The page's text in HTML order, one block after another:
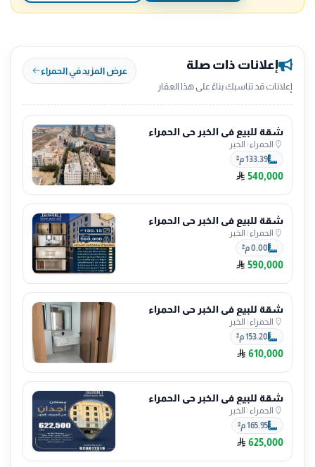
إعلانات ذات صلة
إعلانات قد تناسبك بناءً على هذا العقار
عرض المزيد في الحمراء
شقة للبيع في الخبر حي الحمراء
الحمراء | الخبر
133.39 م²
540,000
شقة للبيع في الخبر حي الحمراء
الحمراء | الخبر
0.00 م²
590,000
شقة للبيع في الخبر حي الحمراء
الحمراء | الخبر
153.20 م²
610,000
شقة للبيع في الخبر حي الحمراء
الحمراء | الخبر
165.95 م²
625,000